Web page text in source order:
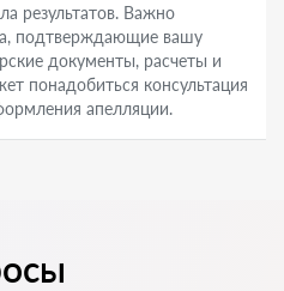
результатов. Важно
подтверждающие вашу
документы, расчеты и
понадобиться консультация
апелляции.